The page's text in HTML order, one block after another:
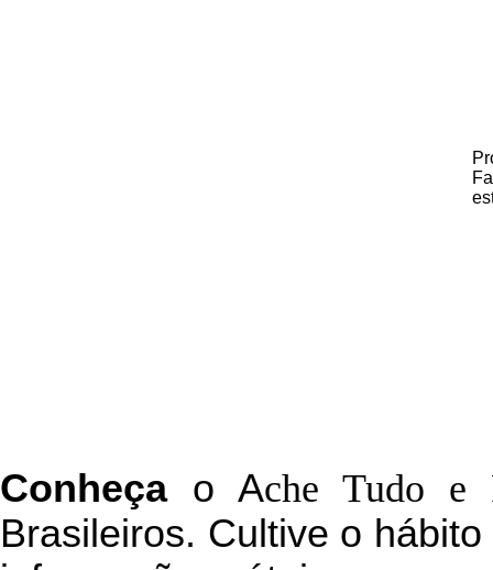
Conheçao Ache Tudo e
Brasileiros. Cultive o